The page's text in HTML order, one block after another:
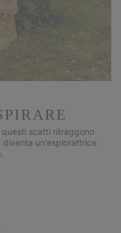
questi scatti ritraggono
diventa un'esplorattrice